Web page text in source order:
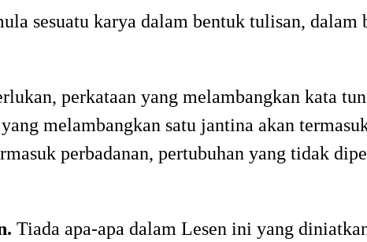
sesuatu karya dalam bentuk tulisan,
perkataan yang melambangkan kata
melambangkan satu jantina akan
perbadanan, pertubuhan yang tidak
Tiada apa-apa dalam Lesen ini yang